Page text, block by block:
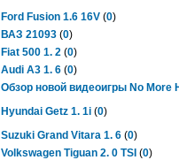
Ford Fusion 1.6 16V (0)
ВАЗ 21093 (0)
Fiat 500 1. 2 (0)
Audi A3 1. 6 (0)
Обзор новой видеоигры No More
Hyundai Getz 1. 1i (0)
Suzuki Grand Vitara 1. 6 (0)
Volkswagen Tiguan 2. 0 TSI (0)